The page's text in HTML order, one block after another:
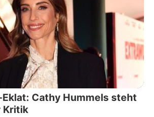
Cathy Hummels steht
Kritik